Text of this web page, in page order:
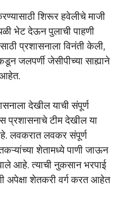
शिरूर हवेलीचे माजी
भेट देऊन पुलाची पाहणी
प्रशासनाला विनंती केली,
जलपर्णी जेसीपीच्या साह्याने
आहेत.
देखील याची संपूर्ण
प्रशासनाचे टीम देखील या
लवकरात लवकर संपूर्ण
शेतामध्ये पाणी जाऊन
आहे. त्याची नुकसान भरपाई
अपेक्षा शेतकरी वर्ग करत आहेत